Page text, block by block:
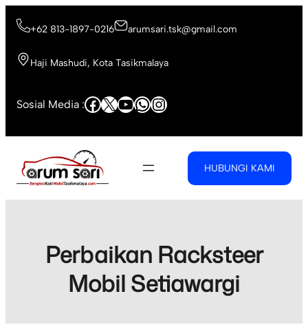
+62 813-1897-0216 arumsari.tsk@gmail.com
Haji Mashudi, Kota Tasikmalaya
Sosial Media :Facebook
X YouTube
WhatsApp
Instagram
HUBUNGI KAMI
Perbaikan Racksteer
Mobil Setiawargi